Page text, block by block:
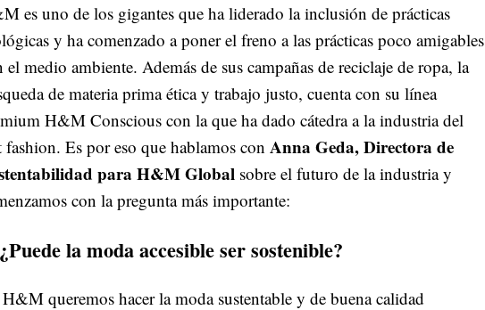
es uno de los gigantes que ha liderado la inclusión de prácticas
y ha comenzado a poner el freno a las prácticas poco amigables
el medio ambiente. Además de sus campañas de reciclaje de ropa, la
de materia prima ética y trabajo justo, cuenta con su línea
H&M Conscious con la que ha dado cátedra a la industria del
fashion. Es por eso que hablamos con Anna Geda, Directora de
para H&M Global sobre el futuro de la industria y
con la pregunta más importante:
la moda accesible ser sostenible?
queremos hacer la moda sustentable y de buena calidad